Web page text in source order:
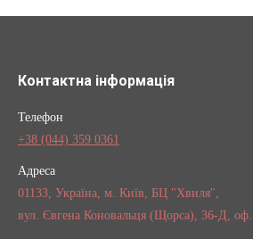
Контактна інформація
Телефон
+38 (044) 359 0361
Адреса
01133, Україна, м. Київ, БЦ "Хвиля",
вул. Євгена Коновальця (Щорса), 36-Д,